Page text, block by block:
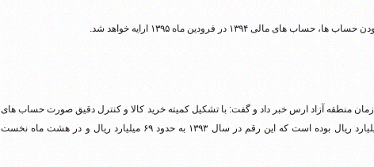
مالی ۱۳۹۴ در فرودین ماه ۱۳۹۵ ارایه خواهد شد.
خرید در سازمان منطقه آزاد ارس خبر داد و گفت: با تشکیل کمیته خرید کالا و کنترل دقیق صورت حساب های
خرید، هزینه خرید در سال ۱۳۹۲ بالغ بر ۸۳ میلیارد ریال بوده است که این رقم در سال ۱۳۹۳ به حدود ۶۹ میلیارد ریال و در هشت ماه نخست